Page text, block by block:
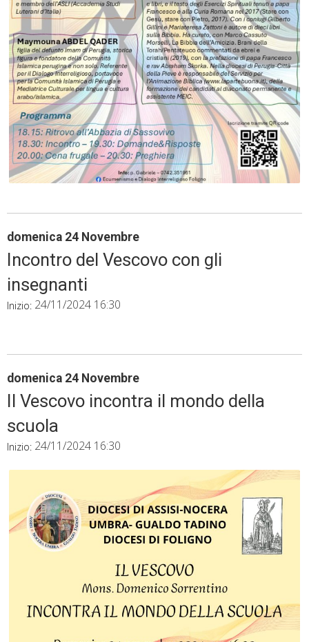
domenica 24 Novembre
Incontro del Vescovo con gli
insegnanti
Inizio: 24/11/2024 16:30
domenica 24 Novembre
Il Vescovo incontra il mondo della
scuola
Inizio: 24/11/2024 16:30